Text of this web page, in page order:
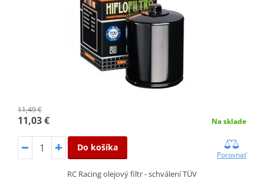
11,49 €
11,03 € Na sklade
Do košíka
Porovnať
RC Racing olejový filtr - schválení TÜV